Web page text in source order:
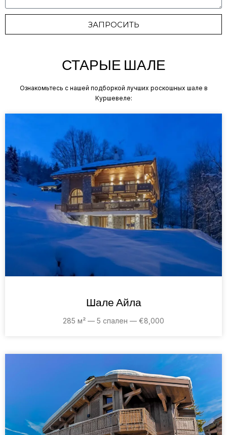
ЗАПРОСИТЬ
СТАРЫЕ ШАЛЕ
Ознакомьтесь с нашей подборкой лучших роскошных шале в
Куршевеле:
Шале Айла
285 м² — 5 спален — €8,000